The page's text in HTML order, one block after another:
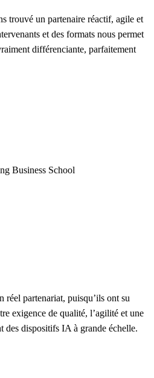
trouvé un partenaire réactif, agile et
et des formats nous permet
différenciante, parfaitement
Business School
réel partenariat, puisqu’ils ont su
exigence de qualité, l’agilité et une
des dispositifs IA à grande échelle.